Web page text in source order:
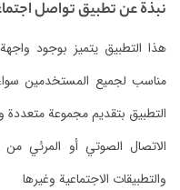
نبذة عن تطبيق تواصل
هذا التطبيق يتميز بوجود
مناسب لجميع المستخدمين
التطبيق بتقديم مجموعة متعددة
الاتصال الصوتي أو المرئي من
والتطبيقات الاجتماعية وغيرها